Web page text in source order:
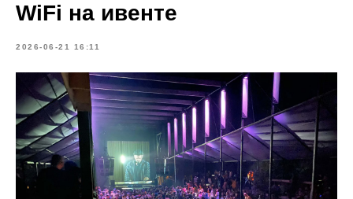
WiFi на ивенте
2026-06-21 16:11